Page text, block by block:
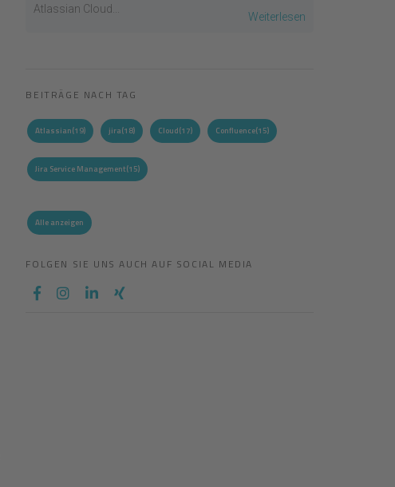
Atlassian Cloud...
Weiterlesen
BEITRÄGE NACH TAG
Atlassian(19) jira(18) Cloud(17) Confluence(15)
Jira Service Management(15)
Alle anzeigen
FOLGEN SIE UNS AUCH AUF SOCIAL MEDIA